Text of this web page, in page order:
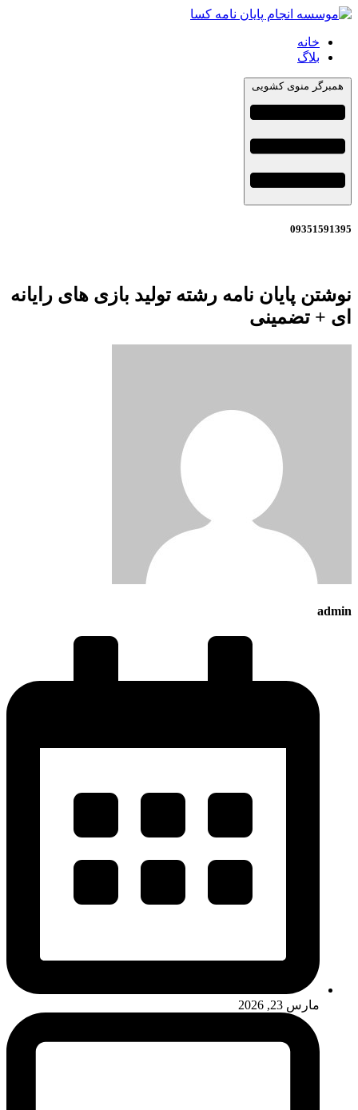
خانه
بلاگ
همبرگر منوی کشویی
09351591395
نوشتن پایان نامه رشته تولید بازی های رایانه
ای + تضمینی
admin
مارس 23, 2026